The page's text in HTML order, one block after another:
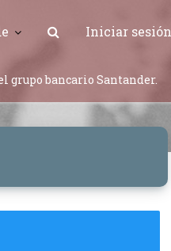
Iniciar sesión
grupo bancario Santander.